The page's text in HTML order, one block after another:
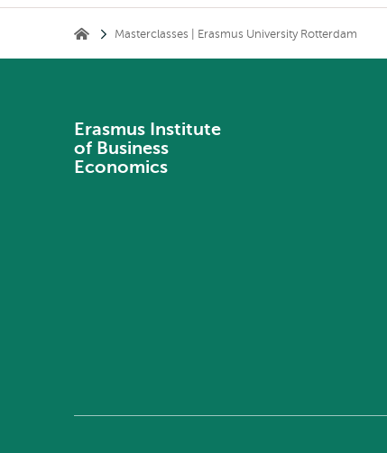
Erasmus Institute of Business Economics
Masterclasses | Erasmus University Rotterdam
Erasmus Institute
of Business
Economics